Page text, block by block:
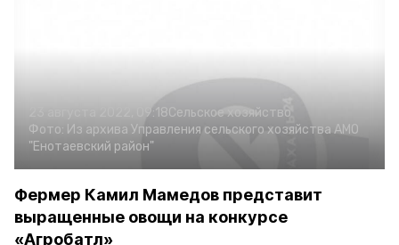
23 августа 2022, 09:18Сельское хозяйство
Фото: Из архива Управления сельского хозяйства АМО
"Енотаевский район"
Фермер Камил Мамедов представит
выращенные овощи на конкурсе
«Агробатл»